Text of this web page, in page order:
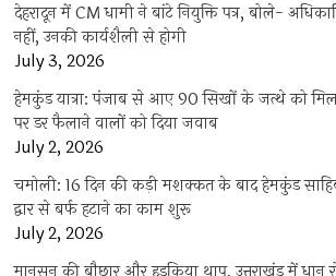
देहरादून में CM धामी ने बांटे नियुक्ति पत्र, बोले-
नहीं, उनकी कार्यशैली से होगी
July 3, 2026
हेमकुंड यात्रा: पंजाब से आए 90 सिखों के जत्थे को
पर डर फैलाने वालों को दिया जवाब
July 2, 2026
चमोली: 16 दिन की कड़ी मशक्कत के बाद हेमकुंड
द्वार से बर्फ हटाने का काम शुरू
July 2, 2026